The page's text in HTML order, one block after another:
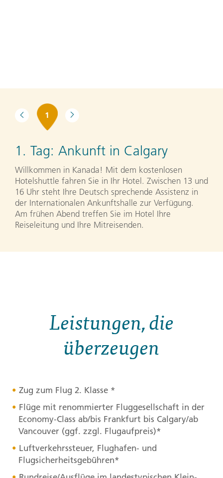
1
1. Tag: Ankunft in Calgary
Willkommen in Kanada! Mit dem kostenlosen
Hotelshuttle fahren Sie in Ihr Hotel. Zwischen 13 und
16 Uhr steht Ihre Deutsch sprechende Assistenz in
der Internationalen Ankunftshalle zur Verfügung.
Am frühen Abend treffen Sie im Hotel Ihre
Reiseleitung und Ihre Mitreisenden.
Leistungen, die
überzeugen
Zug zum Flug 2. Klasse *
Flüge mit renommierter Fluggesellschaft in der
Economy-Class ab/bis Frankfurt bis Calgary/ab
Vancouver (ggf. zzgl. Flugaufpreis)*
Luftverkehrssteuer, Flughafen- und
Flugsicherheitsgebühren*